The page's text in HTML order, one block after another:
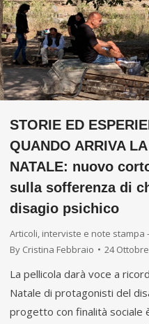
STORIE ED
QUANDO ARRIVA
NATALE: nuovo
sulla sofferenza di
disagio psichico
Articoli, interviste e note stampa
By Cristina Febbraio 24
La pellicola darà voce a
Natale di protagonisti del
progetto con finalità sociale